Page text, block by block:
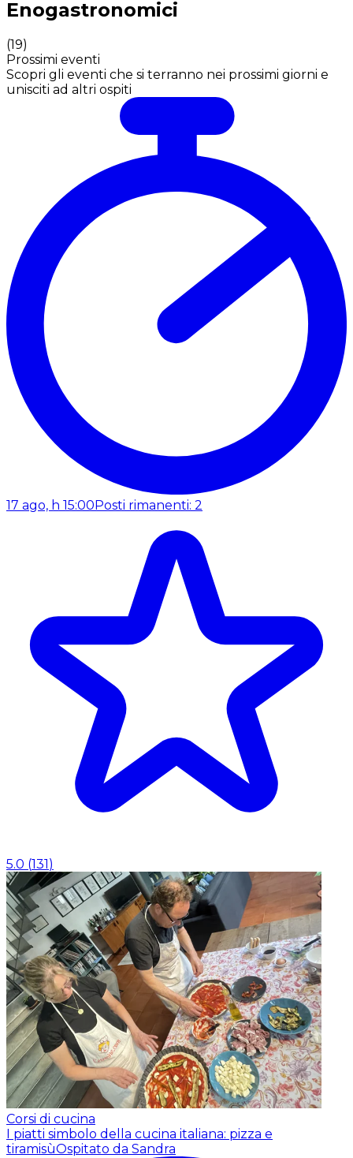
Enogastronomici
(19)
Prossimi eventi
Scopri gli eventi che si terranno nei prossimi giorni e
unisciti ad altri ospiti
17 ago, h 15:00 Posti rimanenti: 2
5.0 (131 )
Corsi di cucina
I piatti simbolo della cucina italiana: pizza e
tiramisùOspitato da Sandra